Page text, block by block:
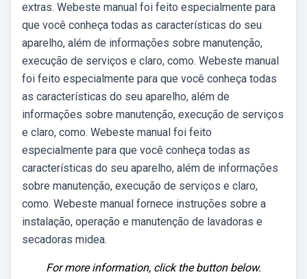
extras. Webeste manual foi feito especialmente para
que você conheça todas as características do seu
aparelho, além de informações sobre manutenção,
execução de serviços e claro, como. Webeste manual
foi feito especialmente para que você conheça todas
as características do seu aparelho, além de
informações sobre manutenção, execução de serviços
e claro, como. Webeste manual foi feito
especialmente para que você conheça todas as
características do seu aparelho, além de informações
sobre manutenção, execução de serviços e claro,
como. Webeste manual fornece instruções sobre a
instalação, operação e manutenção de lavadoras e
secadoras midea.
For more information, click the button below.